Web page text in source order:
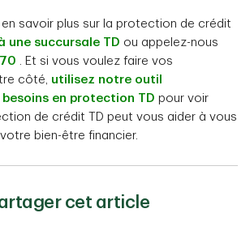
savoir plus sur la protection de crédit
une succursale TD ou appelez-nous
. Et si vous voulez faire vos
côté, utilisez notre outil
besoins en protection TD pour voir
de crédit TD peut vous aider à vous
bien-être financier.
cet article